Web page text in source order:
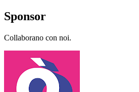
Sponsor
Collaborano con noi.